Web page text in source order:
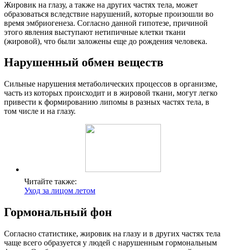
Жировик на глазу, а также на других частях тела, может
образоваться вследствие нарушений, которые произошли во
время эмбриогенеза. Согласно данной гипотезе, причиной
этого явления выступают нетипичные клетки ткани
(жировой), что были заложены еще до рождения человека.
Нарушенный обмен веществ
Сильные нарушения метаболических процессов в организме,
часть из которых происходит и в жировой ткани, могут легко
привести к формированию липомы в разных частях тела, в
том числе и на глазу.
Читайте также:
Уход за лицом летом
Гормональный фон
Согласно статистике, жировик на глазу и в других частях тела
чаще всего образуется у людей с нарушенным гормональным